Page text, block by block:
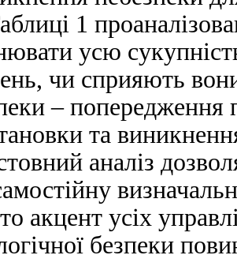
1
усю
чи сприяють
– попередження
та
аналіз
акцент усіх
безпеки